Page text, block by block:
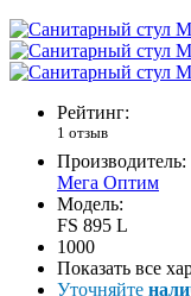
Рейтинг:
1 отзыв
Производитель:
Мега Оптим
Модель:
FS 895 L
1000
Показать все
Уточняйте